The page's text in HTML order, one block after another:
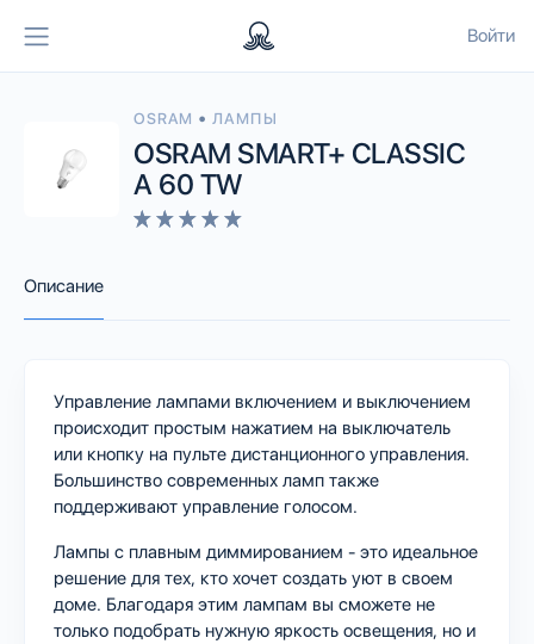
Войти
OSRAM • ЛАМПЫ
OSRAM SMART+ CLASSIC
A 60 TW
Описание
Управление лампами включением и выключением
происходит простым нажатием на выключатель
или кнопку на пульте дистанционного управления.
Большинство современных ламп также
поддерживают управление голосом.
Лампы с плавным диммированием - это идеальное
решение для тех, кто хочет создать уют в своем
доме. Благодаря этим лампам вы сможете не
только подобрать нужную яркость освещения, но и